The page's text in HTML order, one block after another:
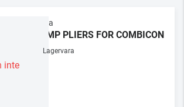
inte
Supra
CRIMP PLIERS FOR COMBICON
Lagervara